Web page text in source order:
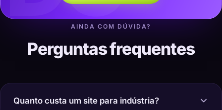
AINDA COM DÚVIDA?
Perguntas frequentes
Quanto custa um site para indústria?